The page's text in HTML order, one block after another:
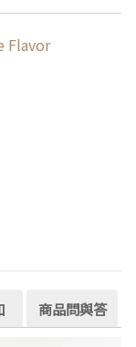
Flavor
商品問與答